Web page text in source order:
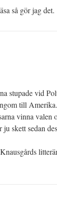
så gör jag det.
stupade vid
till Amerika.
vinna valen
skett sedan